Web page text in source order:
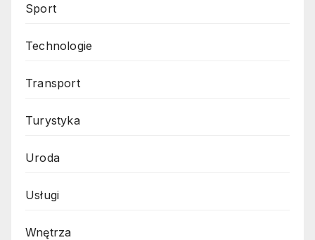
Sport
Technologie
Transport
Turystyka
Uroda
Usługi
Wnętrza